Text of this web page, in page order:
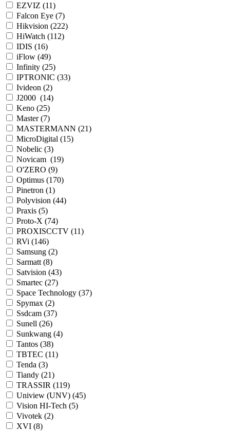
EZVIZ (11)
Falcon Eye (7)
Hikvision (222)
HiWatch (112)
IDIS (16)
iFlow (49)
Infinity (25)
IPTRONIC (33)
Ivideon (2)
J2000 (14)
Keno (25)
Master (7)
MASTERMANN (21)
MicroDigital (15)
Nobelic (3)
Novicam (19)
O'ZERO (9)
Optimus (170)
Pinetron (1)
Polyvision (44)
Praxis (5)
Proto-X (74)
PROXISCCTV (11)
RVi (146)
Samsung (2)
Sarmatt (8)
Satvision (43)
Smartec (27)
Space Technology (37)
Spymax (2)
Ssdcam (37)
Sunell (26)
Sunkwang (4)
Tantos (38)
TBTEC (11)
Tenda (3)
Tiandy (21)
TRASSIR (119)
Uniview (UNV) (45)
Vision HI-Tech (5)
Vivotek (2)
XVI (8)